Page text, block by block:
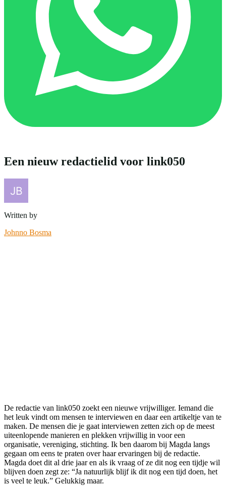
Een nieuw redactielid voor link050
Written by
Johnno Bosma
De redactie van link050 zoekt een nieuwe vrijwilliger. Iemand die
het leuk vindt om mensen te interviewen en daar een artikeltje van te
maken. De mensen die je gaat interviewen zetten zich op de meest
uiteenlopende manieren en plekken vrijwillig in voor een
organisatie, vereniging, stichting. Ik ben daarom bij Magda langs
gegaan om eens te praten over haar ervaringen bij de redactie.
Magda doet dit al drie jaar en als ik vraag of ze dit nog een tijdje wil
blijven doen zegt ze: “Ja natuurlijk blijf ik dit nog een tijd doen, het
is veel te leuk.” Gelukkig maar.